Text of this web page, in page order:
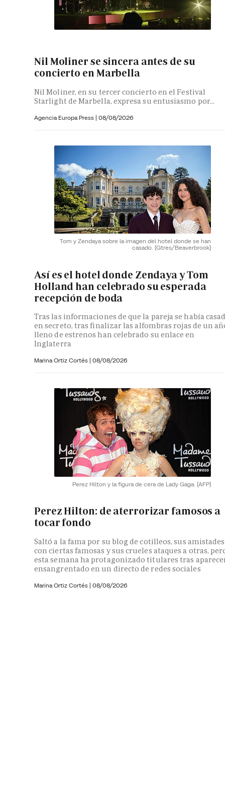
Nil Moliner se sincera antes de su
concierto en Marbella
Nil Moliner, en su tercer concierto en el Festival
Starlight de Marbella, expresa su entusiasmo por...
Agencia Europa Press | 08/08/2026
Tom y Zendaya sobre la imagen del hotel donde se han
casado. (Gtres/Beaverbrook)
Así es el hotel donde Zendaya y Tom
Holland han celebrado su esperada
recepción de boda
Tras las informaciones de que la pareja se había
en secreto, tras finalizar las alfombras rojas de un
lleno de estrenos han celebrado su enlace en
Inglaterra
Marina Ortiz Cortés | 08/08/2026
Perez Hilton y la figura de cera de Lady Gaga. (AFP)
Perez Hilton: de aterrorizar famosos a
tocar fondo
Saltó a la fama por su blog de cotilleos, sus amistades
con ciertas famosas y sus crueles ataques a otras,
esta semana ha protagonizado titulares tras
ensangrentado en un directo de redes sociales
Marina Ortiz Cortés | 08/08/2026